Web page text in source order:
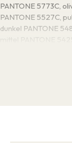
PANTONE 5773C,
PANTONE 5527C,
dunkel PANTONE